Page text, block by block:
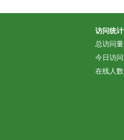
访问统计
总访问量
今日访问
在线人数